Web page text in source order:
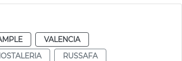
VALENCIA
RUSSAFA